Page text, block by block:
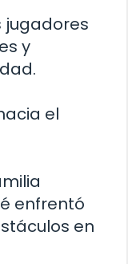
jugadores
y
el
enfrentó
en